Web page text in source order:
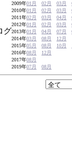
グ
2009年01月 02月 03月
2010年01月 02月 03月
2011年02月 03月 04月
2012年01月 02月 03月
2013年01月 04月 07月
2014年03月 08月
12月
2015年05月 08月 10月
2016年08月
12月
2017年08月
2019年07月 08月